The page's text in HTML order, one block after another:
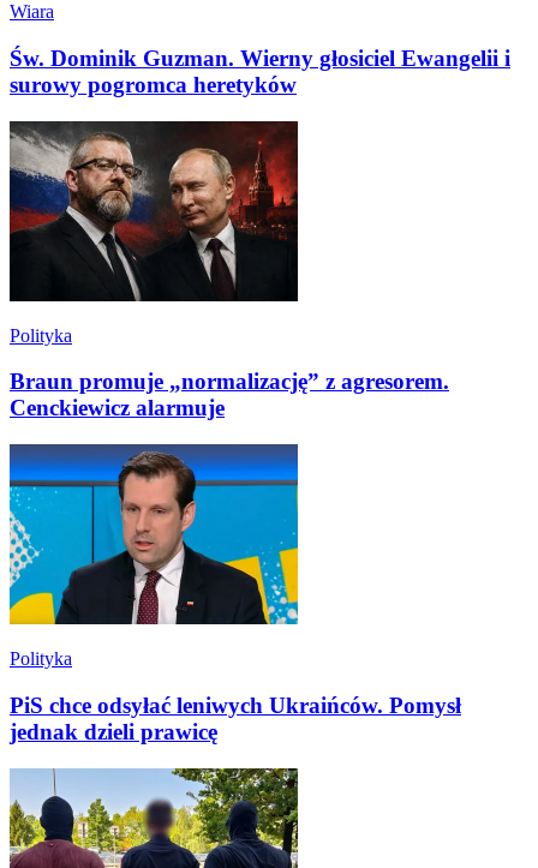
Wiara
Św. Dominik Guzman. Wierny głosiciel Ewangelii i
surowy pogromca heretyków
Polityka
Braun promuje „normalizację” z agresorem.
Cenckiewicz alarmuje
Polityka
PiS chce odsyłać leniwych Ukraińców. Pomysł
jednak dzieli prawicę